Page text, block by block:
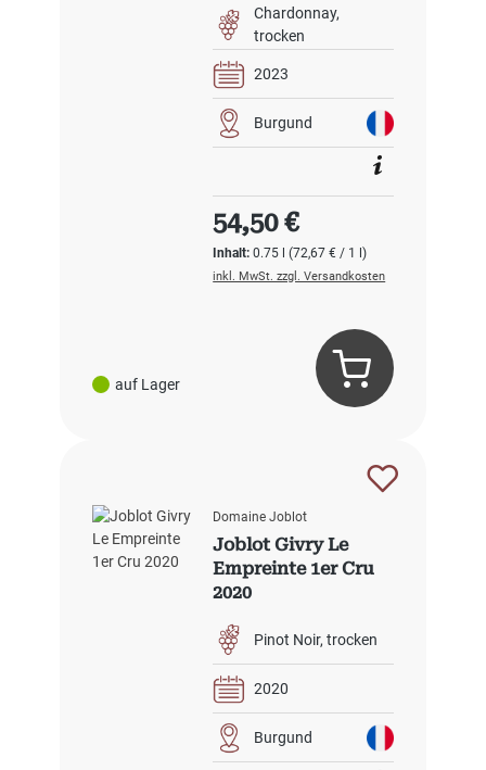
auf Lager
Chardonnay
trocken
2023
Burgund
Inhalt:0.75 l(72,67 € / 1 l)
Regulärer Preis:
54,50 €
inkl. MwSt. zzgl. Versandkosten
Domaine Joblot
Joblot Givry Le
Empreinte 1er Cru
2020
Pinot Noir trocken
2020
Burgund